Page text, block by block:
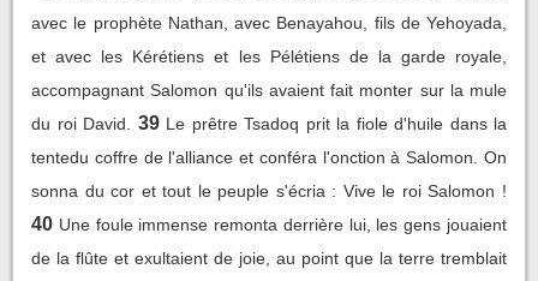
avec le prophète Nathan, avec Benayahou, fils de Yehoyada,
et avec les Kérétiens et les Pélétiens de la garde royale,
accompagnant Salomon qu'ils avaient fait monter sur la mule
du roi David.
39 Le prêtre Tsadoq prit la fiole d'huile dans la
tentedu coffre de l'alliance et conféra l'onction à Salomon. On
sonna du cor et tout le peuple s'écria : Vive le roi Salomon !
40 Une foule immense remonta derrière lui, les gens jouaient
de la flûte et exultaient de joie, au point que la terre tremblait